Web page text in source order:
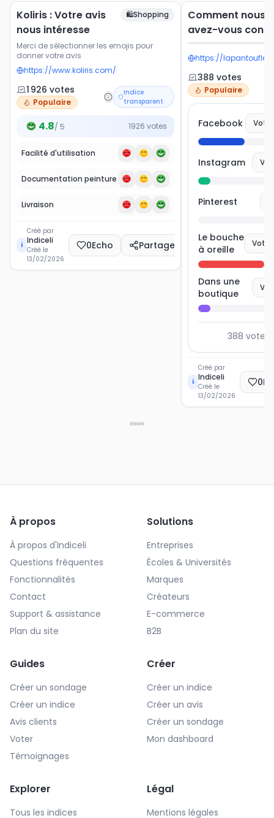
Koliris : Votre avis
nous intéresse
🛍️Shopping
Merci de sélectionner les emojis pour
donner votre avis
https://www.koliris.com/
1 926 votes
Populaire
Indice
transparent
4.8/ 5 1926 votes
Facilité d'utilisation
Documentation peinture
Livraison
i
Créé par
Indiceli
Créé le
13/02/2026
0Echo Partager
Comment nous
avez-vous
https://
388 votes
Populaire
Facebook Voter
Instagram
Pinterest
Le bouche
à oreille
Voter
Dans une
boutique
388 votes
i
Créé par
Indiceli
Créé le
13/02/2026
0
À propos
À propos d'Indiceli
Questions fréquentes
Fonctionnalités
Contact
Support & assistance
Plan du site
Solutions
Entreprises
Écoles & Universités
Marques
Créateurs
E-commerce
B2B
Guides
Créer un sondage
Créer un indice
Avis clients
Voter
Témoignages
Créer
Créer un indice
Créer un avis
Créer un sondage
Mon dashboard
Explorer
Tous les indices
Légal
Mentions légales